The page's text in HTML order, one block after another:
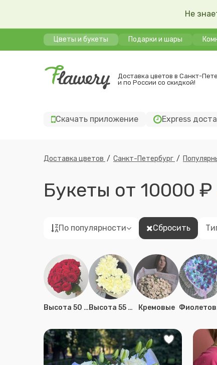
Не
Цветы и букеты Подарки и шары
Доставка цветов в Санкт-
и по России со скидкой!
Скачать приложение Express
Доставка цветов / Санкт-Петербург /
Букеты от 10000 ₽
По популярности Сбросить
Высота 50 см. Высота 55 см. Кремовые